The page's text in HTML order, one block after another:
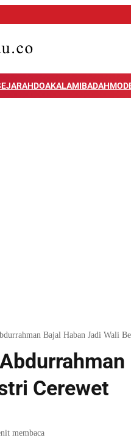
DOAKALAMIBADAH
Bajal Haban Jadi Wali
Cerewet
membaca